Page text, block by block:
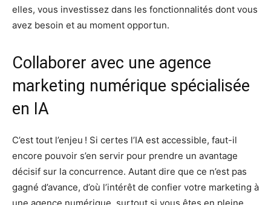
elles, vous investissez dans les fonctionnalités dont vous
avez besoin et au moment opportun.
Collaborer avec une agence
marketing numérique spécialisée
en IA
C’est tout l’enjeu ! Si certes l’IA est accessible, faut-il
encore pouvoir s’en servir pour prendre un avantage
décisif sur la concurrence. Autant dire que ce n’est pas
gagné d’avance, d’où l’intérêt de confier votre marketing à